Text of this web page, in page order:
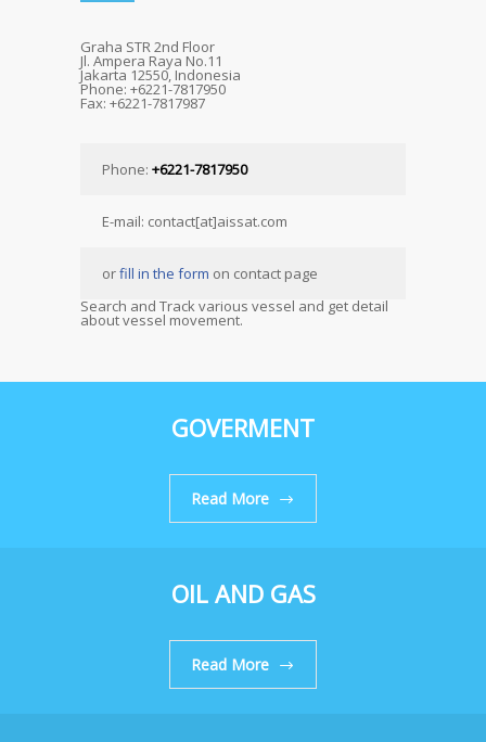
Graha STR 2nd Floor
Jl. Ampera Raya No.11
Jakarta 12550, Indonesia
Phone: +6221-7817950
Fax: +6221-7817987
Phone: +6221-7817950
E-mail: contact[at]aissat.com
orfill in the form on contact page
Search and Track various vessel and get detail
about vessel movement.
GOVERMENT
Read More
OIL AND GAS
Read More